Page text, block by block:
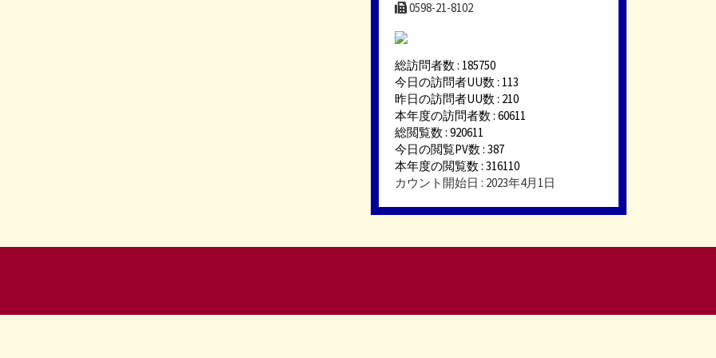
0598-21-8102
総訪問者数 : 185750
今日の訪問者UU数 : 113
昨日の訪問者UU数 : 210
本年度の訪問者数 : 60611
総閲覧数 : 920611
今日の閲覧PV数 : 387
本年度の閲覧数 : 316110
カウント開始日 : 2023年4月1日